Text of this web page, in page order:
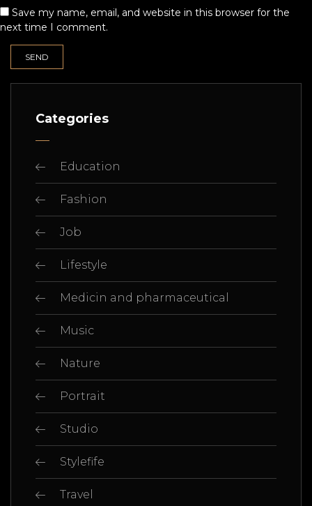
Save my name, email, and website in this browser for the
next time I comment.
Categories
Education
Fashion
Job
Lifestyle
Medicin and pharmaceutical
Music
Nature
Portrait
Studio
Stylefife
Travel